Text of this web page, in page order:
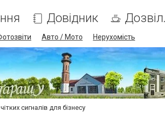
Довідник
Авто / Мото Нерухомість
сигналів для бізнесу